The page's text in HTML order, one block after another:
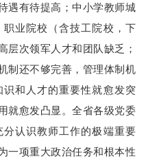
遇有待提高；中小学教师城
业院校（含技工院校，下
层次领军人才和团队缺乏；
制还不够完善，管理体制机
和人才的重要性就愈发突
就愈发凸显。全省各级党委
认识教师工作的极端重要
一项重大政治任务和根本性